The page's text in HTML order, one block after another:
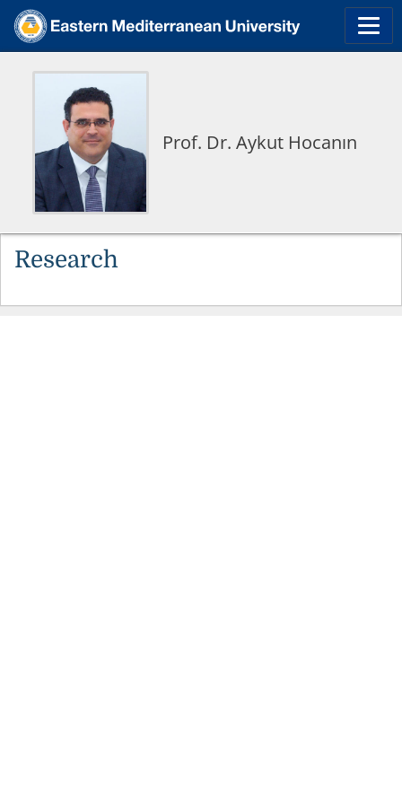
Prof. Dr. Aykut Hocanın
Research